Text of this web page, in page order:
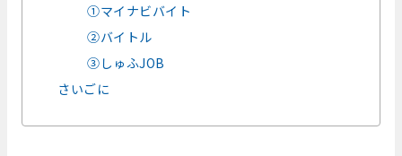
①マイナビバイト
②バイトル
③しゅふJOB
さいごに